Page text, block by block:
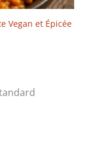
Vegan et Épicée